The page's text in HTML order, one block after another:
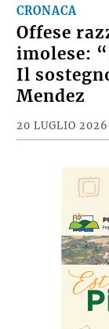
CRONACA
Offese
imolese:
Il
Mendez
20 LUGLIO 2026